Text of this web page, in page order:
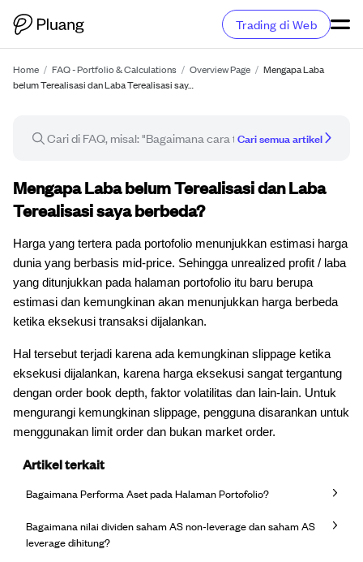
Trading di Web
Home / FAQ - Portfolio & Calculations / Overview Page / Mengapa Laba
belum Terealisasi dan Laba Terealisasi say…
Cari semua artikel
Artikel FAQ
Mengapa Laba belum Terealisasi dan Laba
Terealisasi saya berbeda?
Harga yang tertera pada portofolio menunjukkan estimasi harga
dunia yang berbasis mid-price. Sehingga unrealized profit / laba
yang ditunjukkan pada halaman portofolio itu baru berupa
estimasi dan kemungkinan akan menunjukkan harga berbeda
ketika eksekusi transaksi dijalankan.
Hal tersebut terjadi karena ada kemungkinan slippage ketika
eksekusi dijalankan, karena harga eksekusi sangat tergantung
dengan order book depth, faktor volatilitas dan lain-lain. Untuk
mengurangi kemungkinan slippage, pengguna disarankan untuk
menggunakan limit order dan bukan market order.
Artikel terkait
Bagaimana Performa Aset pada Halaman Portofolio?
Bagaimana nilai dividen saham AS non-leverage dan saham AS
leverage dihitung?